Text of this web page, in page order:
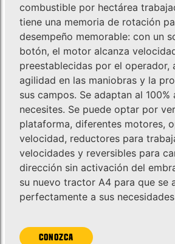
combustible por hectárea
tiene una memoria de rotación
desempeño memorable: con un
botón, el motor alcanza
preestablecidas por el operador,
agilidad en las maniobras y la
sus campos. Se adaptan al 100%
necesites. Se puede optar por
plataforma, diferentes motores,
velocidad, reductores para
velocidades y reversibles para
dirección sin activación del
su nuevo tractor A4 para que se
perfectamente a sus
CONOZCA